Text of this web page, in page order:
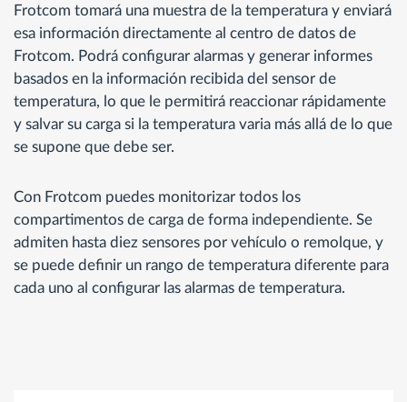
Frotcom tomará una muestra de la temperatura y enviará
esa información directamente al centro de datos de
Frotcom. Podrá configurar alarmas y generar informes
basados en la información recibida del sensor de
temperatura, lo que le permitirá reaccionar rápidamente
y salvar su carga si la temperatura varia más allá de lo que
se supone que debe ser.
Con Frotcom puedes monitorizar todos los
compartimentos de carga de forma independiente. Se
admiten hasta diez sensores por vehículo o remolque, y
se puede definir un rango de temperatura diferente para
cada uno al configurar las alarmas de temperatura.